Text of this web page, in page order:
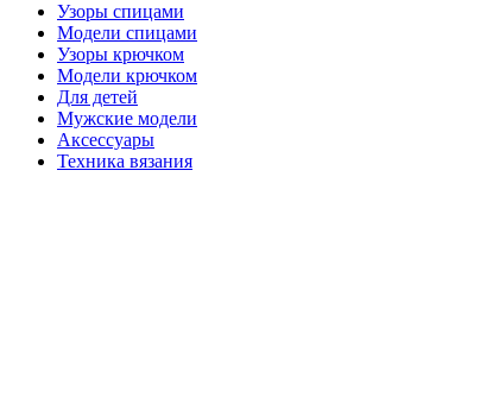
Узоры спицами
Модели спицами
Узоры крючком
Модели крючком
Для детей
Мужские модели
Аксессуары
Техника вязания